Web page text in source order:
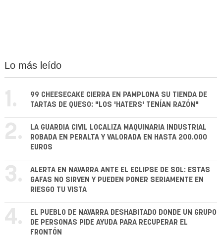
Lo más leído
1.
99 CHEESECAKE CIERRA EN PAMPLONA SU TIENDA DE
TARTAS DE QUESO: "LOS 'HATERS' TENÍAN RAZÓN"
2.
LA GUARDIA CIVIL LOCALIZA MAQUINARIA INDUSTRIAL
ROBADA EN PERALTA Y VALORADA EN HASTA 200.000
EUROS
3.
ALERTA EN NAVARRA ANTE EL ECLIPSE DE SOL: ESTAS
GAFAS NO SIRVEN Y PUEDEN PONER SERIAMENTE EN
RIESGO TU VISTA
4.
EL PUEBLO DE NAVARRA DESHABITADO DONDE UN GRUPO
DE PERSONAS PIDE AYUDA PARA RECUPERAR EL
FRONTÓN